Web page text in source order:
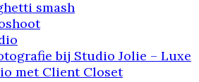
smash
bij Studio Jolie – Luxe
met Client Closet